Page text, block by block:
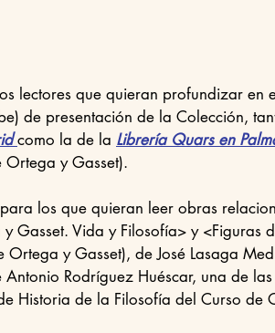
de presentación de la Colección,
como la de la Librería Quars en
Ortega y Gasset).
Gasset. Vida y Filosofía> y <Figuras
y Gasset), de José Lasaga
Rodríguez Huéscar, una de
Historia de la Filosofía del Curso de